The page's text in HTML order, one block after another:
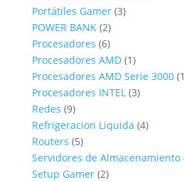
Portátiles Gamer 33
POWER BANK 22
productos
Procesadores 66
productos
Procesadores AMD 11
producto
Procesadores AMD Serie 3000 1
Procesadores INTEL 33
Redes 99
productos
Refrigeracion Liquida 44
Routers 55
productos
Servidores de Almacenamiento
Setup Gamer 22